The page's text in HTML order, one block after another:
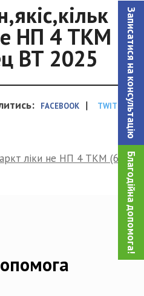
Записатися на консультацiю
Благодійна допомога!
НП 4 ТКМ
ВТ 2025
FACEBOOK | TWITTER
ліки не НП 4 ТКМ (6